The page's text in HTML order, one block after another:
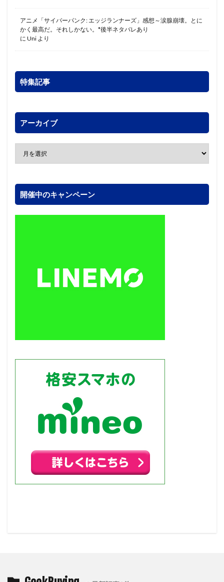
アニメ「サイバーパンク: エッジランナーズ」感想～涙腺崩壊。とに
かく最高だ。それしかない。*後半ネタバレあり
に Uni より
特集記事
アーカイブ
開催中のキャンペーン